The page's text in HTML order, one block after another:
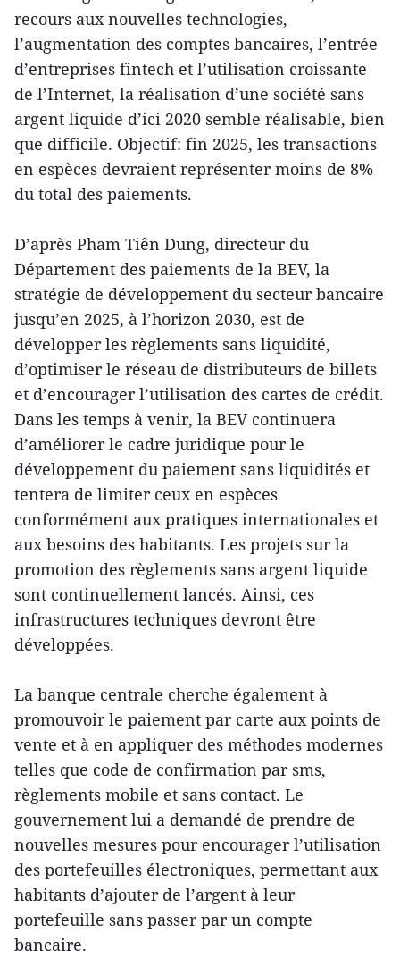
recours aux nouvelles technologies,
l’augmentation des comptes bancaires, l’entrée
d’entreprises fintech et l’utilisation croissante
de l’Internet, la réalisation d’une société sans
argent liquide d’ici 2020 semble réalisable, bien
que difficile. Objectif: fin 2025, les transactions
en espèces devraient représenter moins de 8%
du total des paiements.
D’après Pham Tiên Dung, directeur du
Département des paiements de la BEV, la
stratégie de développement du secteur bancaire
jusqu’en 2025, à l’horizon 2030, est de
développer les règlements sans liquidité,
d’optimiser le réseau de distributeurs de billets
et d’encourager l’utilisation des cartes de crédit.
Dans les temps à venir, la BEV continuera
d’améliorer le cadre juridique pour le
développement du paiement sans liquidités et
tentera de limiter ceux en espèces
conformément aux pratiques internationales et
aux besoins des habitants. Les projets sur la
promotion des règlements sans argent liquide
sont continuellement lancés. Ainsi, ces
infrastructures techniques devront être
développées.
La banque centrale cherche également à
promouvoir le paiement par carte aux points de
vente et à en appliquer des méthodes modernes
telles que code de confirmation par sms,
règlements mobile et sans contact. Le
gouvernement lui a demandé de prendre de
nouvelles mesures pour encourager l’utilisation
des portefeuilles électroniques, permettant aux
habitants d’ajouter de l’argent à leur
portefeuille sans passer par un compte
bancaire.